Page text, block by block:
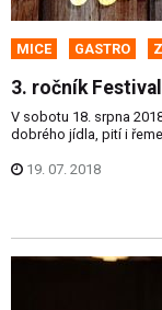
MICE GASTRO
3. ročník
V sobotu 18. srpna
dobrého jídla, pití i
19. 07. 2018